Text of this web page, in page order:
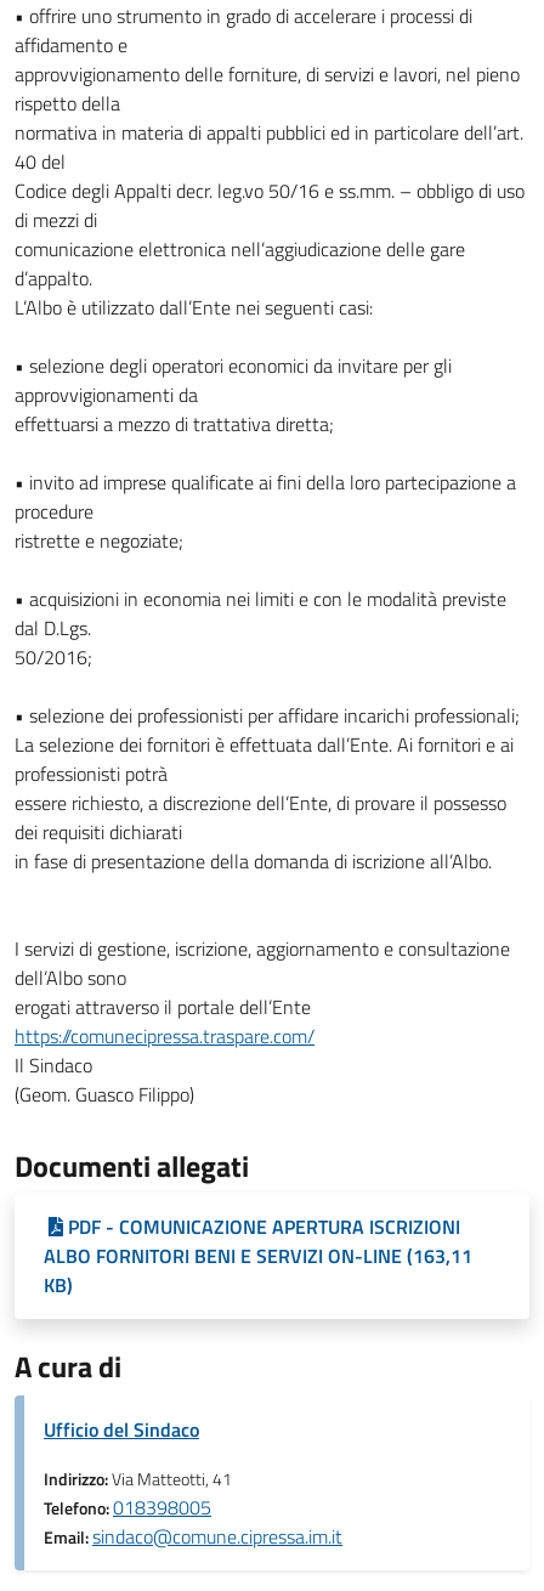
• offrire uno strumento in grado di accelerare i processi di
affidamento e
approvvigionamento delle forniture, di servizi e lavori, nel pieno
rispetto della
normativa in materia di appalti pubblici ed in particolare dell’art.
40 del
Codice degli Appalti decr. leg.vo 50/16 e ss.mm. – obbligo di uso
di mezzi di
comunicazione elettronica nell’aggiudicazione delle gare
d’appalto.
L’Albo è utilizzato dall’Ente nei seguenti casi:
• selezione degli operatori economici da invitare per gli
approvvigionamenti da
effettuarsi a mezzo di trattativa diretta;
• invito ad imprese qualificate ai fini della loro partecipazione a
procedure
ristrette e negoziate;
• acquisizioni in economia nei limiti e con le modalità previste
dal D.Lgs.
50/2016;
• selezione dei professionisti per affidare incarichi professionali;
La selezione dei fornitori è effettuata dall’Ente. Ai fornitori e ai
professionisti potrà
essere richiesto, a discrezione dell’Ente, di provare il possesso
dei requisiti dichiarati
in fase di presentazione della domanda di iscrizione all’Albo.
I servizi di gestione, iscrizione, aggiornamento e consultazione
dell’Albo sono
erogati attraverso il portale dell’Ente
https://comunecipressa.traspare.com/
Il Sindaco
(Geom. Guasco Filippo)
Documenti allegati
PDF - COMUNICAZIONE APERTURA ISCRIZIONI
ALBO FORNITORI BENI E SERVIZI ON-LINE (163,11
KB)
A cura di
Ufficio del Sindaco
Indirizzo:Via Matteotti, 41
Telefono:018398005
Email:sindaco@comune.cipressa.im.it